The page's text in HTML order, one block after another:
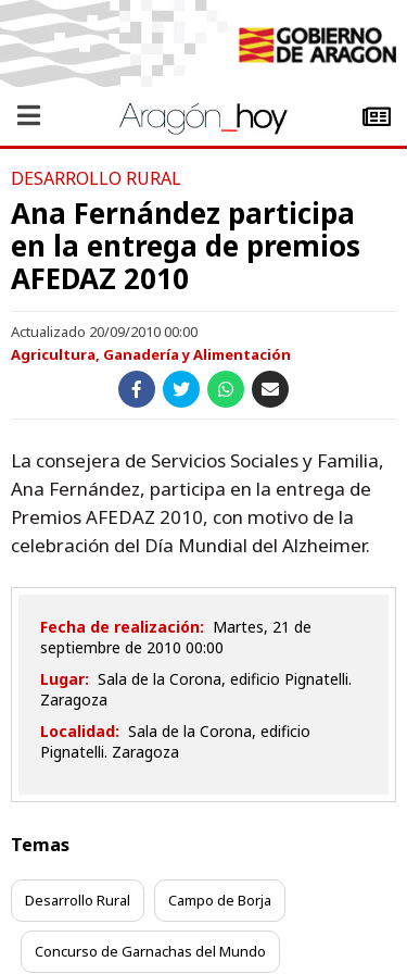
DESARROLLO RURAL
Ana Fernández participa
en la entrega de premios
AFEDAZ 2010
Actualizado 20/09/2010 00:00
Agricultura, Ganadería y Alimentación
La consejera de Servicios Sociales y Familia,
Ana Fernández, participa en la entrega de
Premios AFEDAZ 2010, con motivo de la
celebración del Día Mundial del Alzheimer.
Fecha de realización: martes, 21 de
septiembre de 2010 00:00
Lugar: Sala de la Corona, edificio Pignatelli.
Zaragoza
Localidad: Sala de la Corona, edificio
Pignatelli. Zaragoza
Temas
Desarrollo Rural Campo de Borja
Concurso de Garnachas del Mundo